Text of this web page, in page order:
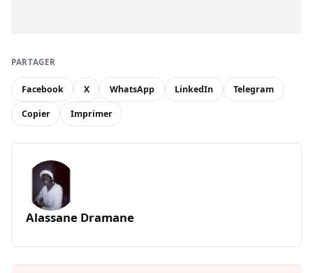
PARTAGER
Facebook X WhatsApp LinkedIn Telegram
Copier Imprimer
Alassane Dramane